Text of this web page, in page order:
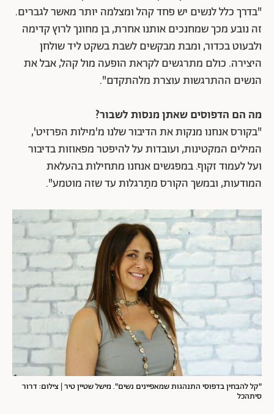
"בדרך כלל לנשים יש פחד קהל ומצלמה יותר מאשר לגברים.
זה נובע מכך שמחנכים אותנו אחרת, בן מחונך לרוץ קדימה
ולבעוט בכדור, ומבת מבקשים לשבת בשקט ליד שולחן
היצירה. כולם מתרגשים לקראת הופעה מול קהל, אבל את
הנשים ההתרגשות עוצרת מלהתקדם".
מה הם הדפוסים שאתן מנסות לשבור?
"בקורס אנחנו מנקות את הדיבור שלנו מ'מילות הפרזיט',
המילים המקטינות, ועובדות על להיפטר מפאוזות בדיבור
ועל לעמוד זקוף. במפגשים אנחנו מתחילות בהעלאת
המודעות, ובמשך הקורס מתַרגלות עד שזה מוטמע".
"קל להבחין בדפוסי התנהגות שמאפיינים נשים". מישל שטיין טיר| צילום: דרור
סיתהכל